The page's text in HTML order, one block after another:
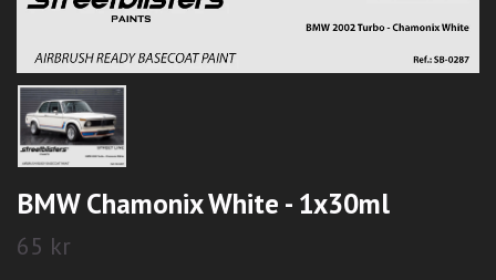
BMW Chamonix White - 1x30ml
65 kr